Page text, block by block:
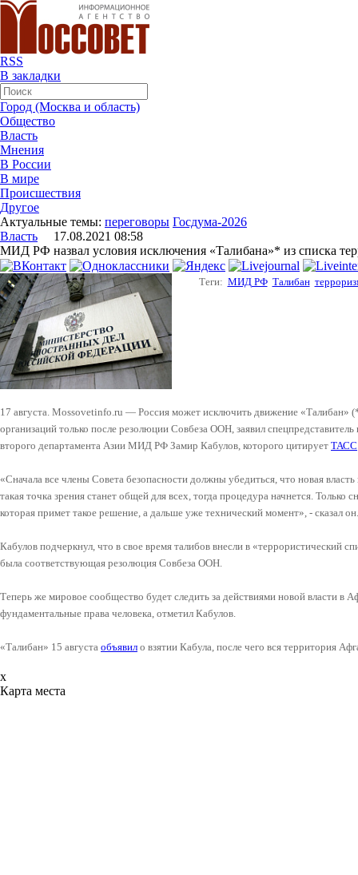
RSS
В закладки
Город (Москва и область)
Общество
Власть
Мнения
В России
В мире
Происшествия
Другое
Актуальные темы: переговоры Госдума-2026
Власть 17.08.2021 08:58
МИД РФ назвал условия исключения «Талибана»* из списка
Теги: МИД РФ Талибан
17 августа. Mossovetinfo.ru — Россия может исключить движение «Талибан»
организаций только после резолюции Совбеза ООН, заявил
второго департамента Азии МИД РФ Замир Кабулов, которого цитирует ТАСС
«Сначала все члены Совета безопасности должны убедиться, что новая
такая точка зрения станет общей для всех, тогда процедура начнется. Только
которая примет такое решение, а дальше уже технический момент», - сказал он.
Кабулов подчеркнул, что в свое время талибов внесли в «террористический
была соответствующая резолюция Совбеза ООН.
Теперь же мировое сообщество будет следить за действиями новой власти в
фундаментальные права человека, отметил Кабулов.
«Талибан» 15 августа объявил о взятии Кабула, после чего вся территория
x
Карта места